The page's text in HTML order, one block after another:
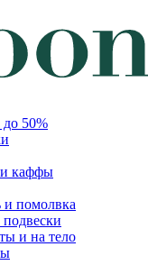
50%
каффы
помолвка
и на тело